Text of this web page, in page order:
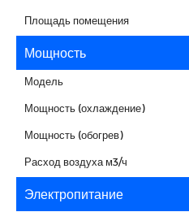
Площадь помещения
Мощность
Модель
Мощность (охлаждение)
Мощность (обогрев)
Расход воздуха м3/ч
Электропитание